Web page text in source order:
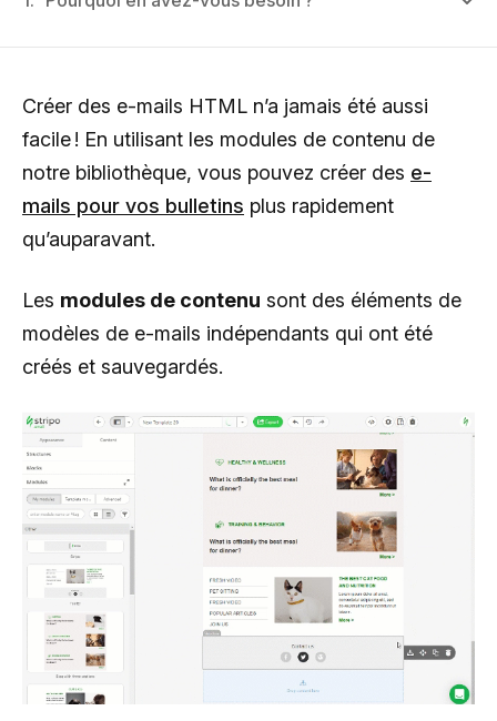
Créer des e-mails HTML n’a jamais été aussi
facile ! En utilisant les modules de contenu de
notre bibliothèque, vous pouvez créer des e-
mails pour vos bulletins plus rapidement
qu’auparavant.
Les modules de contenu sont des éléments de
modèles de e-mails indépendants qui ont été
créés et sauvegardés.